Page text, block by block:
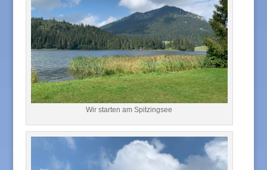
Wir starten am Spitzingsee